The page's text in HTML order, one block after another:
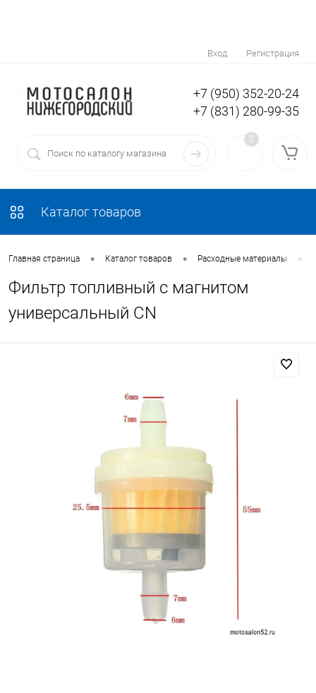
Вход Регистрация
+7 (950) 352-20-24
+7 (831) 280-99-35
0
Каталог товаров
Главная страница • Каталог товаров • Расходные материалы •
Фильтр топливный с магнитом
универсальный CN